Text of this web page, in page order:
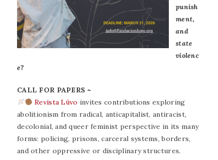
punish
ment,
and
state
violenc
e?
CALL FOR PAPERS ~
Revista Lüvo invites contributions exploring
abolitionism from radical, anticapitalist, antiracist,
decolonial, and queer feminist perspective in its many
forms: policing, prisons, carceral systems, borders,
and other oppressive or disciplinary structures.